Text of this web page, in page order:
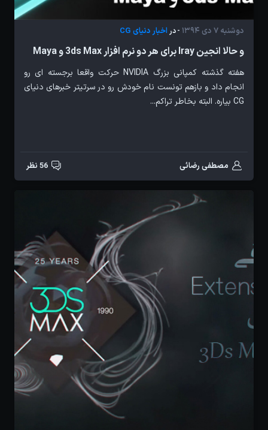
دوشنبه 7 دی 1394 - دراخبار دنیای CG
و حالا انجین Iray برای هر دو نرم افزار 3ds Max و Maya
هفته گذشته کمپانی بزرگ NVIDIA حرکت واقعا برجسته ای رو
انجام داد و بازهم تونست نام خودش رو در سرتیتر خبرهای دنیای
CG بیاره. البته بخاطر تراکم...
مصطفی رضائی 56 نظر